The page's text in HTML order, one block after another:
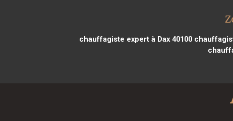
chauffagiste expert à Dax 40100